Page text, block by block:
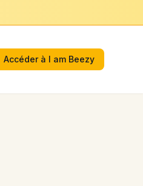
Accéder à I am Beezy